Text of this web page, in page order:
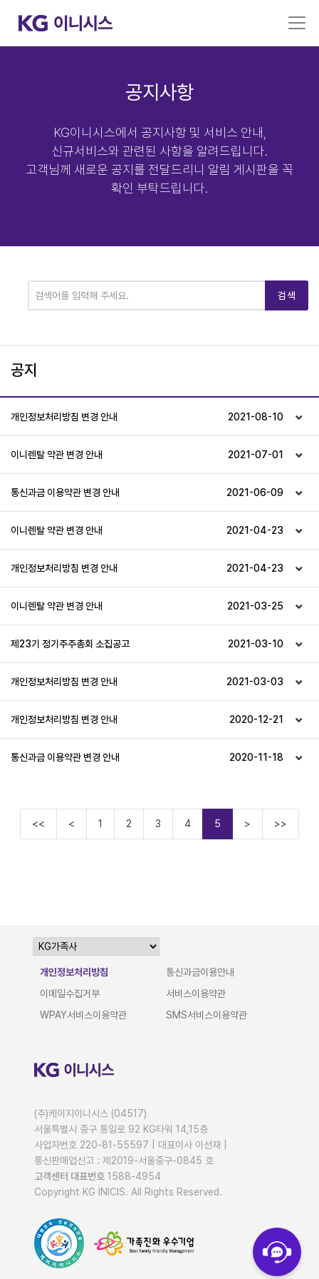
공지사항
KG이니시스에서 공지사항 및 서비스 안내,
신규서비스와 관련된 사항을 알려드립니다.
고객님께 새로운 공지를 전달드리니 알림 게시판을 꼭
확인 부탁드립니다.
검색
공지
개인정보처리방침 변경 안내 2021-08-10
이니렌탈 약관 변경 안내 2021-07-01
통신과금 이용약관 변경 안내 2021-06-09
이니렌탈 약관 변경 안내 2021-04-23
개인정보처리방침 변경 안내 2021-04-23
이니렌탈 약관 변경 안내 2021-03-25
제23기 정기주주총회 소집공고 2021-03-10
개인정보처리방침 변경 안내 2021-03-03
개인정보처리방침 변경 안내 2020-12-21
통신과금 이용약관 변경 안내 2020-11-18
<< < 1 2 3 4 5 > >>
개인정보처리방침
통신과금이용안내
이메일수집거부
서비스이용약관
WPAY서비스이용약관
SMS서비스이용약관
(주)케이지이니시스 (04517)
서울특별시 중구 통일로 92 KG타워 14,15층
사업자번호 220-81-55597 | 대표이사 이선재
통신판매업신고 : 제2019-서울중구-0845 호
고객센터 대표번호 1588-4954
Copyright KG INICIS. All Rights Reserved.